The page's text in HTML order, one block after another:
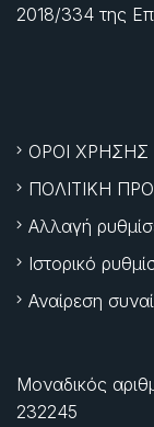
2018/334 της
ΟΡΟΙ ΧΡΗΣΗΣ
ΠΟΛΙΤΙΚΗ
Αλλαγή
Ιστορικό
Αναίρεση
Μοναδικός
232245